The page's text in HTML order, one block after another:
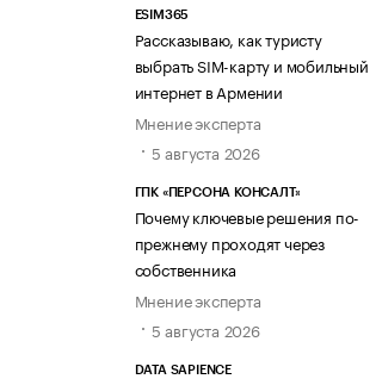
ESIM365
Рассказываю, как туристу
выбрать SIM-карту и мобильный
интернет в Армении
Мнение эксперта
5 августа 2026
ГПК «ПЕРСОНА КОНСАЛТ»
Почему ключевые решения по-
прежнему проходят через
собственника
Мнение эксперта
5 августа 2026
DATA SAPIENCE